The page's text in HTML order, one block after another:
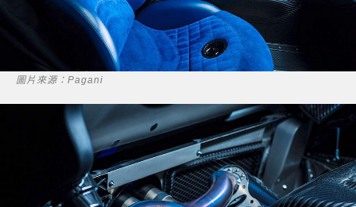
圖片來源：Pagani